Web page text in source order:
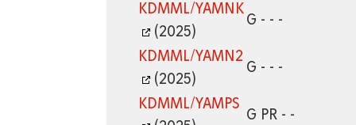
KDMML/YAMNK
(2025)
G - - -
KDMML/YAMN2
(2025)
G - - -
KDMML/YAMPS
G PR - -